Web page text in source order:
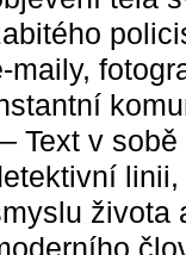
maily,
Text v sobě
života